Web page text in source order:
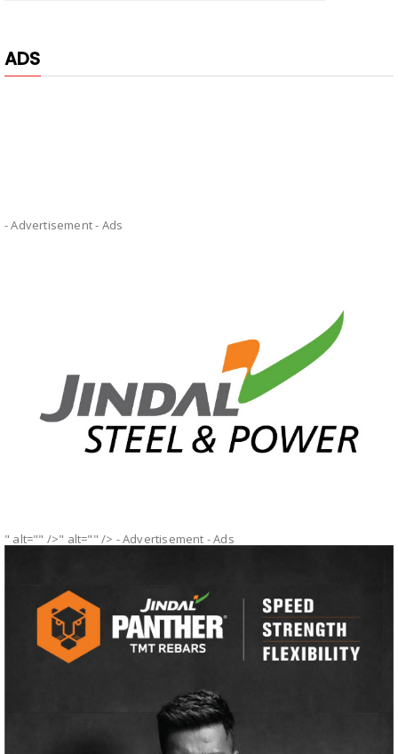
ADS
- Advertisement - Ads
" alt="" />" alt="" /> - Advertisement -Ads